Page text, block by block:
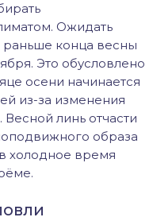
Ожидать
конца весны
Это обусловлено
осени начинается
из-за изменения
линь отчасти
образа
холодное время